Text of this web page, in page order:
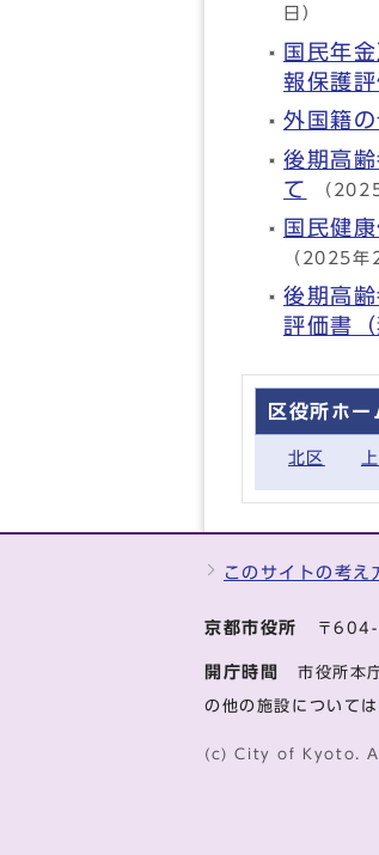
日）
国民年
報保護
外国籍
後期高
て （
国民健
（2025年
後期高
評価書
区役所ホー
北区
このサイトの考え
京都市役所 〒
開庁時間 市役所本
の他の施設について
(c) City of Kyoto.